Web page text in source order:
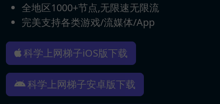
全地区1000+节点,无限速无限流
完美支持各类游戏/流媒体/App
科学上网梯子iOS版下载
科学上网梯子安卓版下载